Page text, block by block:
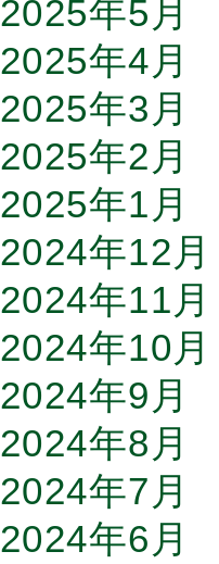
2025年5月
2025年4月
2025年3月
2025年2月
2025年1月
2024年12月
2024年11月
2024年10月
2024年9月
2024年8月
2024年7月
2024年6月